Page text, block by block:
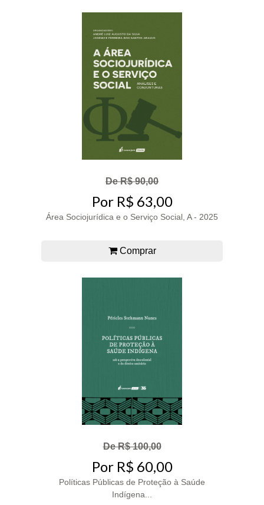
De R$ 90,00
Por R$ 63,00
Área Sociojurídica e o Serviço Social, A - 2025
Comprar
De R$ 100,00
Por R$ 60,00
Políticas Públicas de Proteção à Saúde
Indígena...